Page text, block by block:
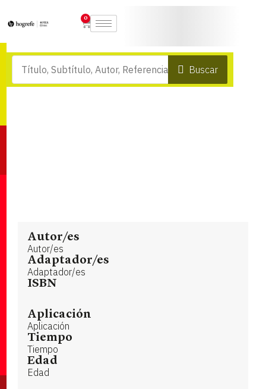
0
Buscar
Autor/es
Autor/es
Adaptador/es
Adaptador/es
ISBN
Aplicación
Aplicación
Tiempo
Tiempo
Edad
Edad